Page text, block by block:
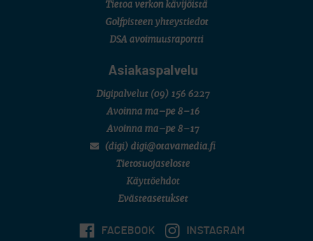
Tietoa verkon kävijöistä
Golfpisteen yhteystiedot
DSA avoimuusraportti
Asiakaspalvelu
Digipalvelut (09) 156 6227
Avoinna ma–pe 8–16
Avoinna ma–pe 8–17
(digi) digi@otavamedia.fi
Tietosuojaseloste
Käyttöehdot
Evästeasetukset
FACEBOOK INSTAGRAM